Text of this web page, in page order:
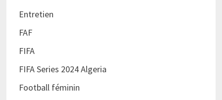
Entretien
FAF
FIFA
FIFA Series 2024 Algeria
Football féminin